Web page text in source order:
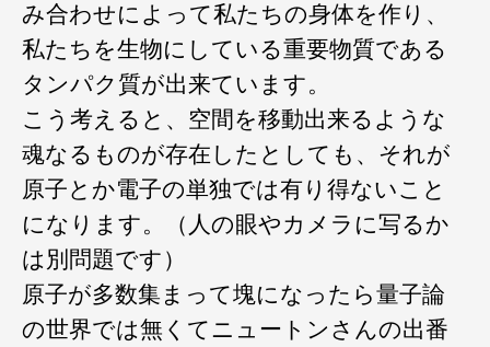
み合わせによって私たちの身体を作り、
私たちを生物にしている重要物質である
タンパク質が出来ています。
こう考えると、空間を移動出来るような
魂なるものが存在したとしても、それが
原子とか電子の単独では有り得ないこと
になります。（人の眼やカメラに写るか
は別問題です）
原子が多数集まって塊になったら量子論
の世界では無くてニュートンさんの出番